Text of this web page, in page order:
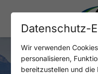
Datenschutz-
Wir verwenden
personalisieren,
bereitzustellen und